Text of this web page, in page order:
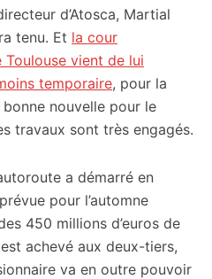
d’Atosca, Martial
tenu. Et la cour
Toulouse vient de lui
temporaire, pour la
nouvelle pour le
travaux sont très engagés.
a démarré en
pour l’automne
450 millions d’euros de
achevé aux deux-tiers,
va en outre pouvoir